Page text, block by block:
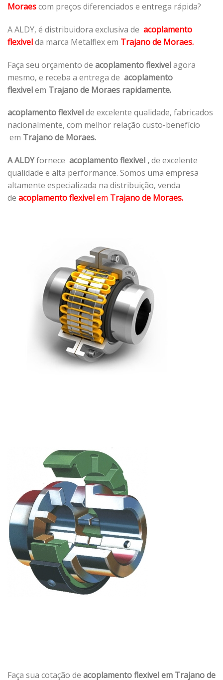
Moraescom preços diferenciados e entrega rápida?
A ALDY, é distribuidora exclusiva de acoplamento
flexivelda marca Metalflex em Trajano de Moraes.
Faça seu orçamento de acoplamento flexivelagora
mesmo, e receba a entrega de acoplamento
flexivelem Trajano de Moraes rapidamente.
acoplamento flexivelde excelente qualidade, fabricados
nacionalmente, com melhor relação custo-benefício
em Trajano de Moraes.
A ALDYfornece acoplamento flexivel ,de excelente
qualidade e alta performance. Somos uma empresa
altamente especializada na distribuição, venda
de acoplamento flexivelem Trajano de Moraes.
Faça sua cotação de acoplamento flexivel em Trajano de